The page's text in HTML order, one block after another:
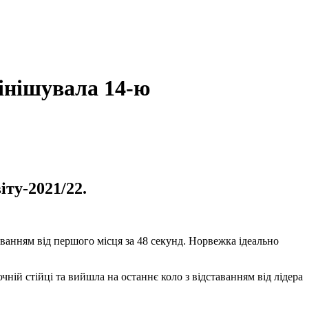
14-ю
2021/22.
від першого місця за 48 секунд. Норвежка ідеально
стійці та вийшла на останнє коло з відставанням від лідера